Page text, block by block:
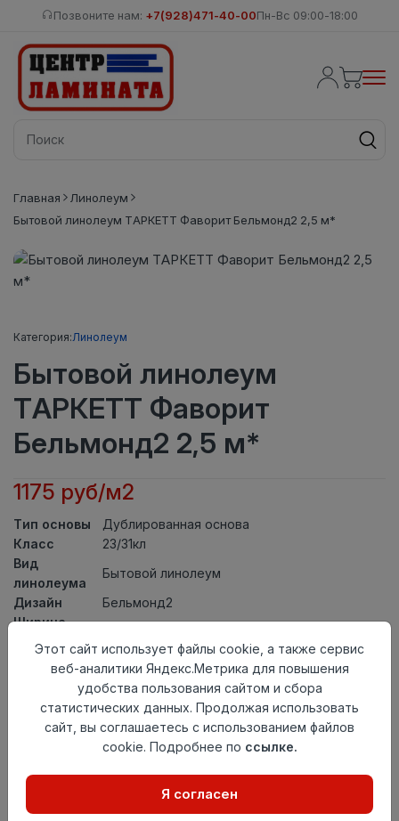
Позвоните нам: +7(928)471-40-00Пн-Вс 09:00-18:00
Главная
Линолеум
Бытовой линолеум ТАРКЕТТ Фаворит Бельмонд2 2,5 м*
Категория:Линолеум
Бытовой линолеум
ТАРКЕТТ Фаворит
Бельмонд2 2,5 м*
1175 руб/м2
Тип основы
Дублированная основа
Класс
23/31кл
Вид
линолеума
Бытовой линолеум
Дизайн
Бельмонд2
Ширина
рулона
3,3мм
защитного
Снят с производства
Страна
Этот сайт использует файлы cookie, а также сервис
веб-аналитики Яндекс.Метрика для повышения
удобства пользования сайтом и сбора
статистических данных. Продолжая использовать
сайт, вы соглашаетесь с использованием файлов
cookie. Подробнее по ссылке.
Я согласен